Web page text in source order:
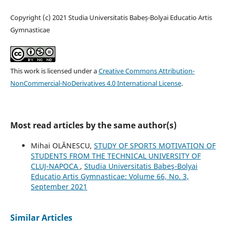
Copyright (c) 2021 Studia Universitatis Babeș-Bolyai Educatio Artis
Gymnasticae
This work is licensed under aCreative Commons Attribution-
NonCommercial-NoDerivatives 4.0 International License.
Most read articles by the same author(s)
Mihai OLĂNESCU, STUDY OF SPORTS MOTIVATION OF
STUDENTS FROM THE TECHNICAL UNIVERSITY OF
CLUJ-NAPOCA , Studia Universitatis Babeş-Bolyai
Educatio Artis Gymnasticae: Volume 66, No. 3,
September 2021
Similar Articles